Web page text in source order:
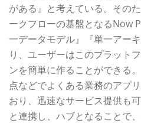
がある』と考えている。その
ークフローの基盤となるNow
一データモデル』『単一アー
り、ユーザーはこのプラット
ンを簡単に作ることができる
点などでよくある業務のアプ
おり、迅速なサービス提供も
と連携し、ハブとなることで